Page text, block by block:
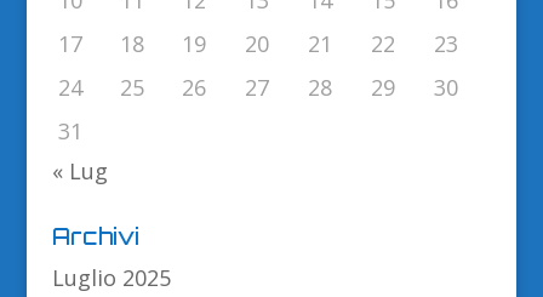
17
18 19 20 21 22
23
24
25 26 27 28 29
30
31
« Lug
Archivi
Luglio 2025